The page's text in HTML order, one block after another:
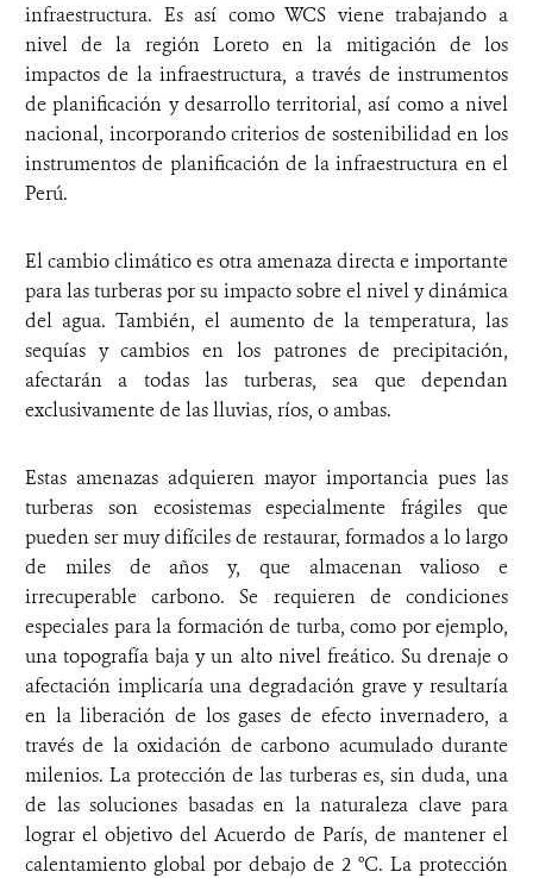
infraestructura. Es así como WCS viene trabajando a
nivel de la región Loreto en la mitigación de los
impactos de la infraestructura, a través de instrumentos
de planificación y desarrollo territorial, así como a nivel
nacional, incorporando criterios de sostenibilidad en los
instrumentos de planificación de la infraestructura en el
Perú.
El cambio climático es otra amenaza directa e importante
para las turberas por su impacto sobre el nivel y dinámica
del agua. También, el aumento de la temperatura, las
sequías y cambios en los patrones de precipitación,
afectarán a todas las turberas, sea que dependan
exclusivamente de las lluvias, ríos, o ambas.
Estas amenazas adquieren mayor importancia pues las
turberas son ecosistemas especialmente frágiles que
pueden ser muy difíciles de restaurar, formados a lo largo
de miles de años y, que almacenan valioso e
irrecuperable carbono. Se requieren de condiciones
especiales para la formación de turba, como por ejemplo,
una topografía baja y un alto nivel freático. Su drenaje o
afectación implicaría una degradación grave y resultaría
en la liberación de los gases de efecto invernadero, a
través de la oxidación de carbono acumulado durante
milenios. La protección de las turberas es, sin duda, una
de las soluciones basadas en la naturaleza clave para
lograr el objetivo del Acuerdo de París, de mantener el
calentamiento global por debajo de 2 °C. La protección